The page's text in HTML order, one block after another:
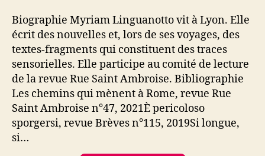
Biographie Myriam Linguanotto vit à Lyon. Elle
écrit des nouvelles et, lors de ses voyages, des
textes-fragments qui constituent des traces
sensorielles. Elle participe au comité de lecture
de la revue Rue Saint Ambroise. Bibliographie
Les chemins qui mènent à Rome, revue Rue
Saint Ambroise n°47, 2021È pericoloso
sporgersi, revue Brèves n°115, 2019Si longue,
si…